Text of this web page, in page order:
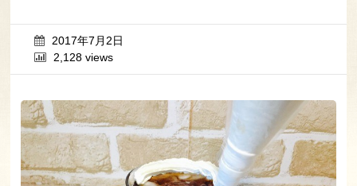
2017年7月2日
2,128 views